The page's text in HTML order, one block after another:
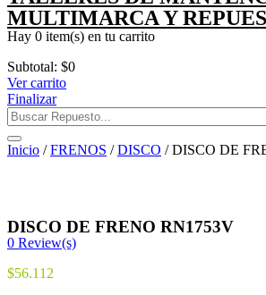
MULTIMARCA Y
Hay 0 item(s) en tu carrito
Subtotal: $0
Ver carrito
Finalizar
Inicio /FRENOS /DISCO / DISCO DE
DISCO DE FRENO RN1753V
0 Review(s)
$56.112